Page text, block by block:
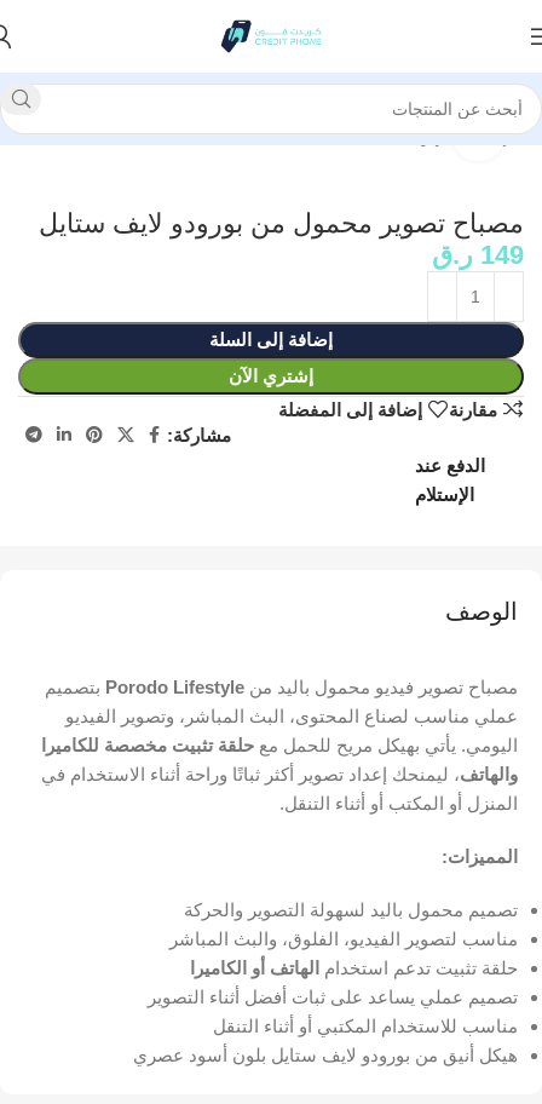
الرئيسية أجهزة ذكية
انقر للتكبير
مصباح تصوير محمول من بورودو لايف ستايل
149 ر.ق
إضافة إلى السلة
إشتري الآن
مقارنة
إضافة إلى المفضلة
مشاركة:
الدفع عند
الإستلام
الوصف
مصباح تصوير فيديو محمول باليد من Porodo Lifestyle بتصميم
عملي مناسب لصناع المحتوى، البث المباشر، وتصوير الفيديو
اليومي. يأتي بهيكل مريح للحمل مع حلقة تثبيت مخصصة للكاميرا
والهاتف، ليمنحك إعداد تصوير أكثر ثباتًا وراحة أثناء الاستخدام في
المنزل أو المكتب أو أثناء التنقل.
المميزات:
تصميم محمول باليد لسهولة التصوير والحركة
مناسب لتصوير الفيديو، الفلوق، والبث المباشر
حلقة تثبيت تدعم استخدام الهاتف أو الكاميرا
تصميم عملي يساعد على ثبات أفضل أثناء التصوير
مناسب للاستخدام المكتبي أو أثناء التنقل
هيكل أنيق من بورودو لايف ستايل بلون أسود عصري